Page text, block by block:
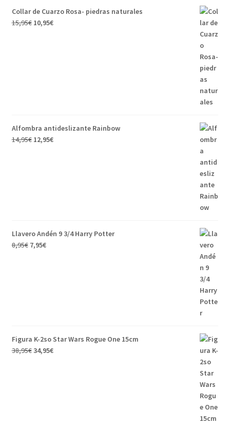
Collar de Cuarzo Rosa- piedras naturales
15,95€ 10,95€
Alfombra antideslizante Rainbow
14,95€ 12,95€
Llavero Andén 9 3/4 Harry Potter
8,95€ 7,95€
Figura K-2so Star Wars Rogue One 15cm
38,95€34,95€